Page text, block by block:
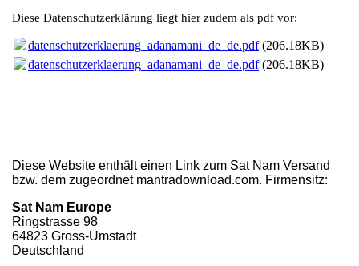
Diese Datenschutzerklärung liegt hier zudem als pdf vor:
datenschutzerklaerung_adanamani_de_de.pdf(206.18KB)
datenschutzerklaerung_adanamani_de_de.pdf(206.18KB)
Diese Website enthält einen Link zum Sat Nam Versand
bzw. dem zugeordnet mantradownload.com. Firmensitz:
Sat Nam Europe
Ringstrasse 98
64823 Gross-Umstadt
Deutschland